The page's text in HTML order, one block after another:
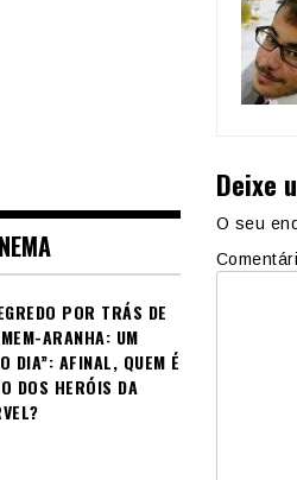
Deixe
O seu
POR TRÁS DE
ARANHA: UM
DIA”: AFINAL, QUEM É
DOS HERÓIS DA